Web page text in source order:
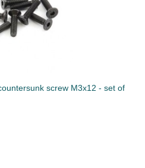
screw M3x12 - set of